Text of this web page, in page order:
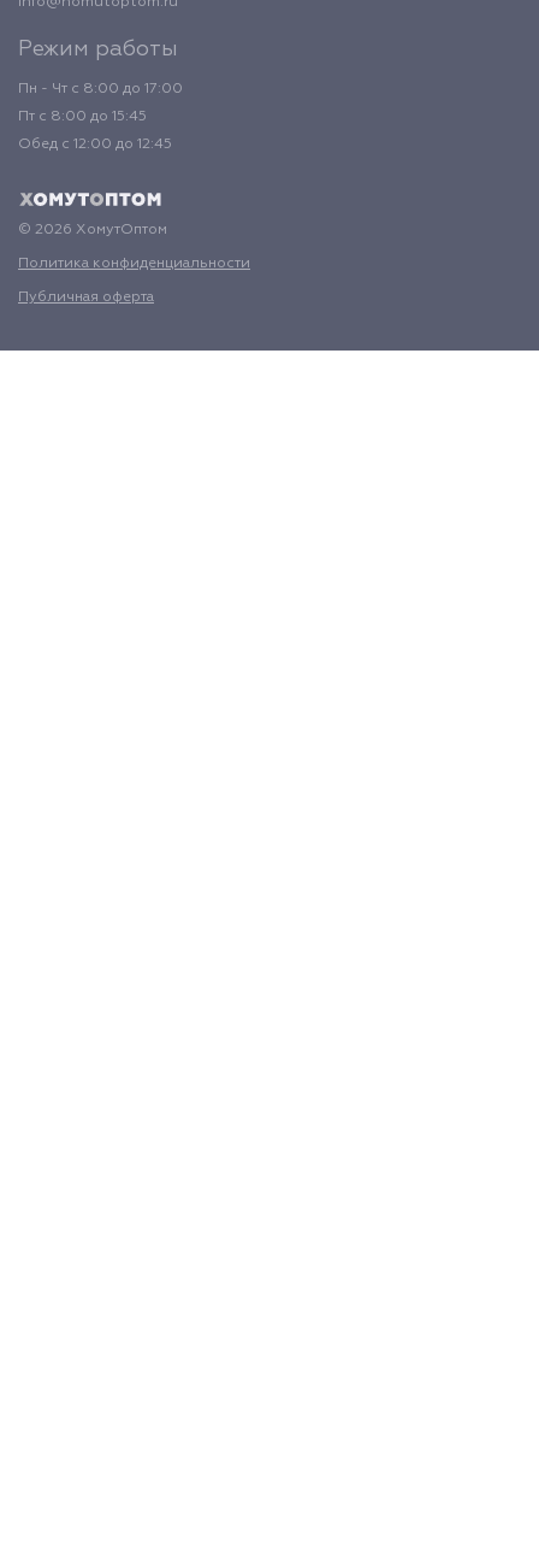
Режим работы
Пн - Чт с 8:00 до 17:00
Пт с 8:00 до 15:45
Обед с 12:00 до 12:45
© 2026 ХомутОптом
Политика конфиденциальности
Публичная оферта